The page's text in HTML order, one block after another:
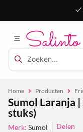
Home Producten
Sumol Laranja
stuks)
Merk: Sumol Delen